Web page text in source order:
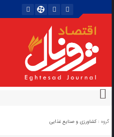
گروه : کشاورزی و صنایع غذایی